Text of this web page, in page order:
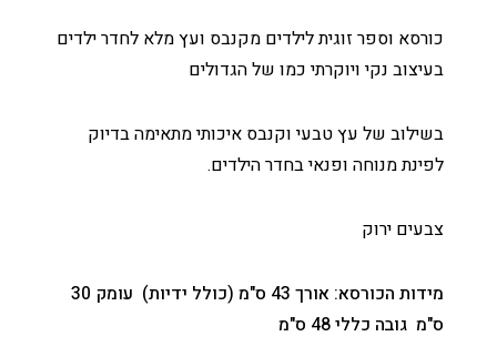
כורסא וספר זוגית לילדים מקנבס ועץ מלא לחדר ילדים
בעיצוב נקי ויוקרתי כמו של הגדולים
בשילוב של עץ טבעי וקנבס איכותי מתאימה בדיוק
לפינת מנוחה ופנאי בחדר הילדים.
צבעים ירוק
מידות הכורסא: אורך 43 ס"מ (כולל ידיות) עומק 30
ס"מ גובה כללי 48 ס"מ